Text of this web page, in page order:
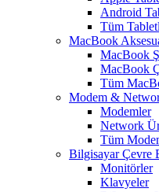
Android
Tüm
MacBook
MacBook
MacBook
Tüm
Modem &
Modemler
Network
Tüm
Bilgisayar Çevre
Monitörler
Klavyeler